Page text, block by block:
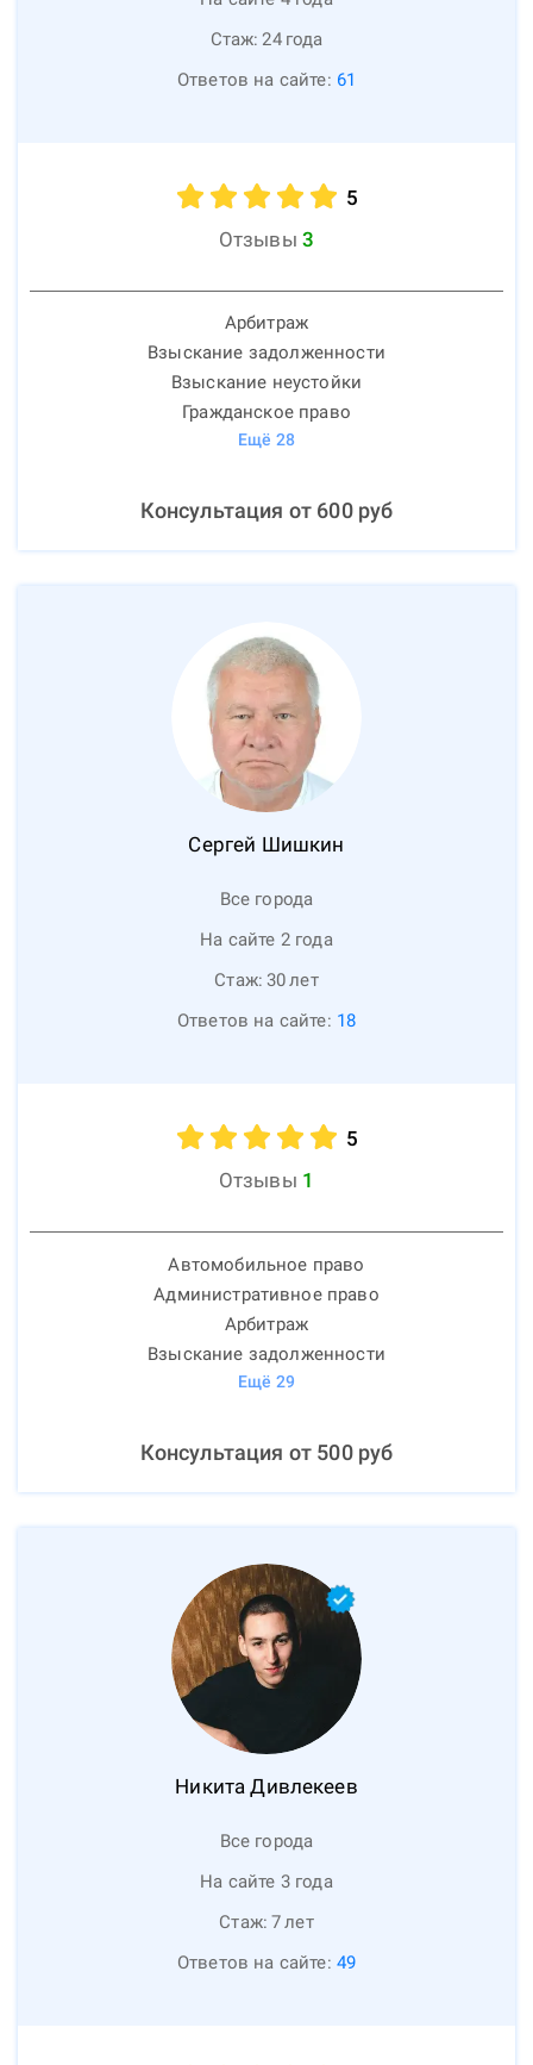
Стаж: 24 года
Ответов на сайте: 61
5
Отзывы 3
Арбитраж
Взыскание задолженности
Взыскание неустойки
Гражданское право
Ещё 28
Консультация от 600руб
Сергей Шишкин
Все города
На сайте 2 года
Стаж: 30лет
Ответов на сайте: 18
5
Отзывы 1
Автомобильное право
Административное право
Арбитраж
Взыскание задолженности
Ещё 29
Консультация от 500руб
Никита Дивлекеев
Все города
На сайте 3 года
Стаж: 7лет
Ответов на сайте: 49